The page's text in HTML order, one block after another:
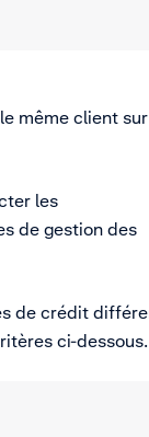
même client
les
de gestion des
de crédit
ci-dessous.